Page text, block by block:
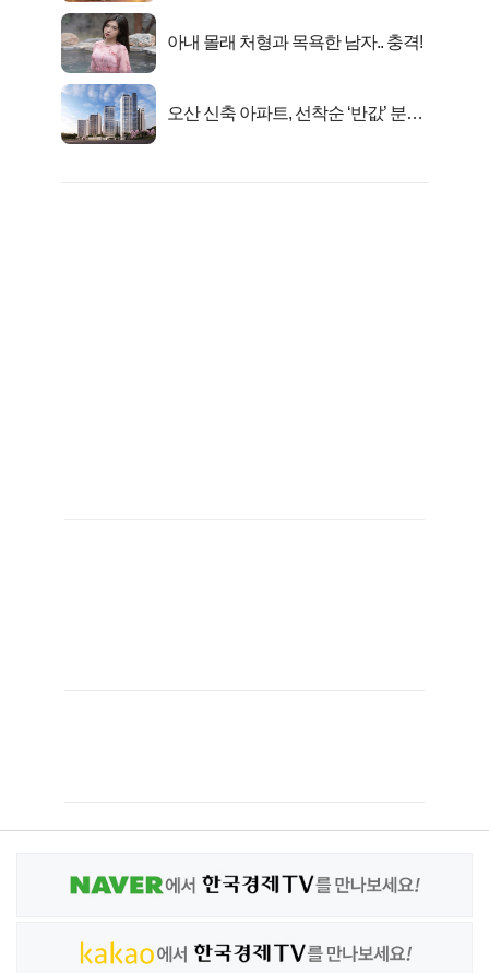
아내 몰래 처형과 목욕한 남자.. 충격!
오산 신축 아파트, 선착순 ‘반값’ 분양